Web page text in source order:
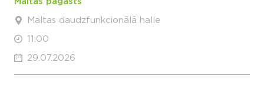
Maltas daudzfunkcionālā halle
11:00
29.07.2026